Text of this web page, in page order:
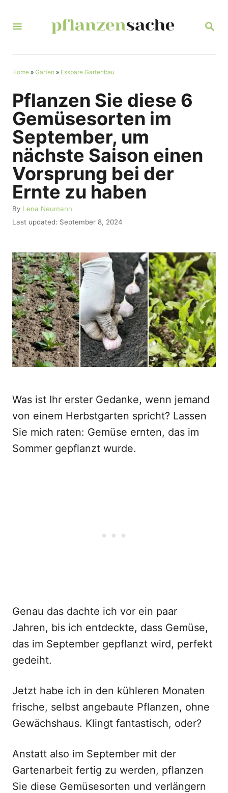
S
R
Home » Garten » Essbare Gartenbau
Pflanzen Sie diese 6
Gemüsesorten im
September, um
nächste Saison einen
Vorsprung bei der
Ernte zu haben
By A
u
h
o
r
Lena Neumann
P
s
t
e
d
o
n
Last updated: September 8, 2024
Was ist Ihr erster Gedanke, wenn jemand
von einem Herbstgarten spricht? Lassen
Sie mich raten: Gemüse ernten, das im
Sommer gepflanzt wurde.
Genau das dachte ich vor ein paar
Jahren, bis ich entdeckte, dass Gemüse,
das im September gepflanzt wird, perfekt
gedeiht.
Jetzt habe ich in den kühleren Monaten
frische, selbst angebaute Pflanzen, ohne
Gewächshaus. Klingt fantastisch, oder?
Anstatt also im September mit der
Gartenarbeit fertig zu werden, pflanzen
Sie diese Gemüsesorten und verlängern